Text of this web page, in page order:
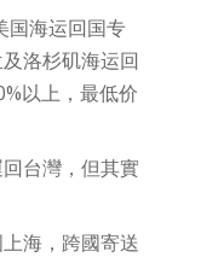
国海运回国专
洛杉矶海运回
以上，最低价
台灣，但其實
海，跨國寄送